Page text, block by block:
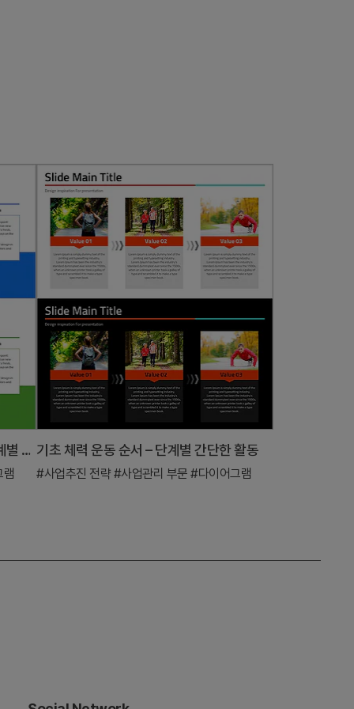
전략적 운영 활동 계획 슬라이드 – 단계별 계획 및 시각적 다이어그램
램
기초 체력 운동 순서 – 단계별 간단한 활동
#사업추진 전략 #사업관리 부문 #다이어그램